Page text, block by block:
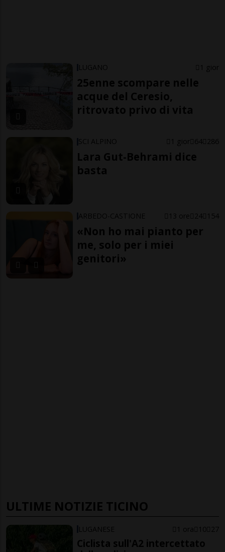
LUGANO 1 gior
25enne scompare nelle
acque del Ceresio,
ritrovato privo di vita
SCI ALPINO 1 gior 64 286
Lara Gut-Behrami dice
basta
ARBEDO-CASTIONE 13 ore 24 154
«Non ho mai pianto per
me, solo per i miei
genitori»
ULTIME NOTIZIE TICINO
LUGANESE 1 ora 10 27
Ciclista sull'A2 intercettato